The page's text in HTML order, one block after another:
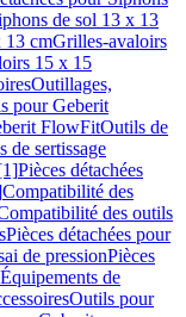
de sol 13 x 13
13 cmGrilles-avaloirs
15 x 15
Outillages,
pour Geberit
FlowFitOutils de
de sertissage
Pièces détachées
Compatibilité des
des outils
Pièces détachées pour
de pressionPièces
Équipements de
Outils pour